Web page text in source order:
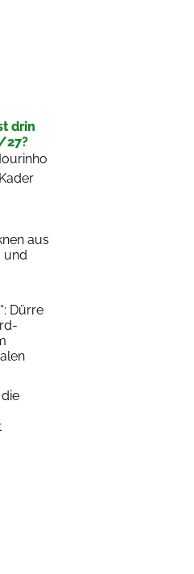
drin
27?
aus
und
Dürre